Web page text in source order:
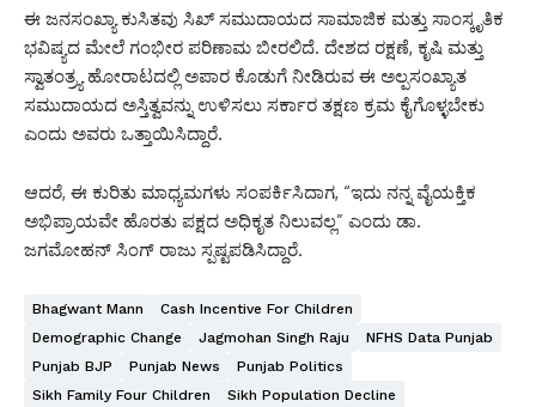
ಈ ಜನಸಂಖ್ಯಾ ಕುಸಿತವು ಸಿಖ್ ಸಮುದಾಯದ ಸಾಮಾಜಿಕ ಮತ್ತು ಸಾಂಸ್ಕೃತಿಕ
ಭವಿಷ್ಯದ ಮೇಲೆ ಗಂಭೀರ ಪರಿಣಾಮ ಬೀರಲಿದೆ. ದೇಶದ ರಕ್ಷಣೆ, ಕೃಷಿ ಮತ್ತು
ಸ್ವಾತಂತ್ರ್ಯ ಹೋರಾಟದಲ್ಲಿ ಅಪಾರ ಕೊಡುಗೆ ನೀಡಿರುವ ಈ ಅಲ್ಪಸಂಖ್ಯಾತ
ಸಮುದಾಯದ ಅಸ್ತಿತ್ವವನ್ನು ಉಳಿಸಲು ಸರ್ಕಾರ ತಕ್ಷಣ ಕ್ರಮ ಕೈಗೊಳ್ಳಬೇಕು
ಎಂದು ಅವರು ಒತ್ತಾಯಿಸಿದ್ದಾರೆ.
ಆದರೆ, ಈ ಕುರಿತು ಮಾಧ್ಯಮಗಳು ಸಂಪರ್ಕಿಸಿದಾಗ, “ಇದು ನನ್ನ ವೈಯಕ್ತಿಕ
ಅಭಿಪ್ರಾಯವೇ ಹೊರತು ಪಕ್ಷದ ಅಧಿಕೃತ ನಿಲುವಲ್ಲ” ಎಂದು ಡಾ.
ಜಗಮೋಹನ್ ಸಿಂಗ್ ರಾಜು ಸ್ಪಷ್ಟಪಡಿಸಿದ್ದಾರೆ.
Bhagwant Mann
Cash Incentive For Children
Demographic Change
Jagmohan Singh Raju
NFHS Data Punjab
Punjab BJP
Punjab News
Punjab Politics
Sikh Family Four Children
Sikh Population Decline